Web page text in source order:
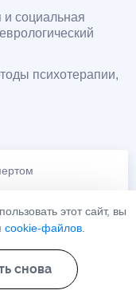
и социальная
психотерапии,
Георгиевна
этот сайт, вы
cookie-файлов
снова